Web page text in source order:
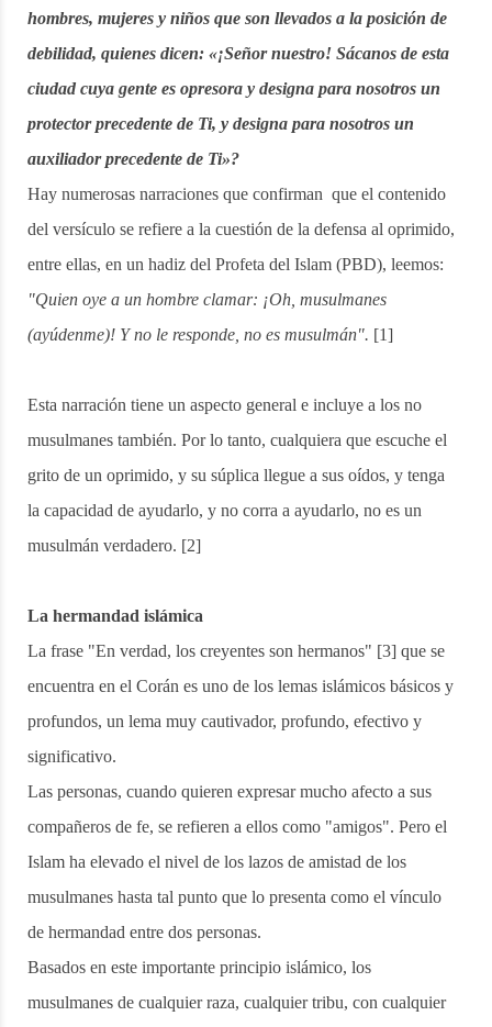
hombres, mujeres y niños que son llevados a la posición de
debilidad, quienes dicen: «¡Señor nuestro! Sácanos de esta
ciudad cuya gente es opresora y designa para nosotros un
protector precedente de Ti, y designa para nosotros un
auxiliador precedente de Ti»?
Hay numerosas narraciones que confirman que el contenido
del versículo se refiere a la cuestión de la defensa al oprimido,
entre ellas, en un hadiz del Profeta del Islam (PBD), leemos:
"Quien oye a un hombre clamar: ¡Oh, musulmanes
(ayúdenme)! Y no le responde, no es musulmán". [1]
Esta narración tiene un aspecto general e incluye a los no
musulmanes también. Por lo tanto, cualquiera que escuche el
grito de un oprimido, y su súplica llegue a sus oídos, y tenga
la capacidad de ayudarlo, y no corra a ayudarlo, no es un
musulmán verdadero. [2]
La hermandad islámica
La frase "En verdad, los creyentes son hermanos" [3] que se
encuentra en el Corán es uno de los lemas islámicos básicos y
profundos, un lema muy cautivador, profundo, efectivo y
significativo.
Las personas, cuando quieren expresar mucho afecto a sus
compañeros de fe, se refieren a ellos como "amigos". Pero el
Islam ha elevado el nivel de los lazos de amistad de los
musulmanes hasta tal punto que lo presenta como el vínculo
de hermandad entre dos personas.
Basados en este importante principio islámico, los
musulmanes de cualquier raza, cualquier tribu, con cualquier